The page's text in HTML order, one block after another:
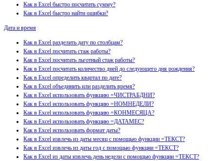
Как в Excel быстро посчитать сумму?
Как в Excel быстро найти ошибки?
Дата и время
Как в Excel разделить дату по столбцам?
Как в Excel посчитать стаж работы?
Как в Excel посчитать льготный стаж работы?
Как в Excel посчитать количество дней до следующего дня рождения?
Как в Excel определить квартал по дате?
Как в Excel объединить или разделить время?
Как в Excel использовать функцию =ЧИСТРАБДНИ?
Как в Excel использовать функцию =НОМНЕДЕЛИ?
Как в Excel использовать функцию =КОНМЕСЯЦА?
Как в Excel использовать функцию =ДАТАМЕС?
Как в Excel использовать формат даты?
Как в Excel извлечь из даты месяц с помощью функции =ТЕКСТ?
Как в Excel извлечь из даты год с помощью функции =ТЕКСТ?
Как в Excel из даты извлечь день недели с помощью функции =ТЕКСТ?